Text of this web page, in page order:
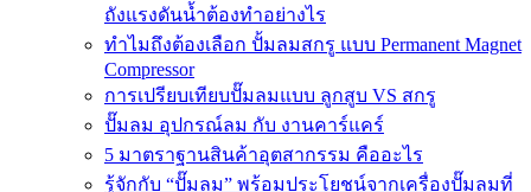
ถังแรงดันน้ำต้องทำอย่างไร
ทำไมถึงต้องเลือก ปั้มลมสกรู แบบ Permanent Magnet
Compressor
การเปรียบเทียบปั๊มลมแบบ ลูกสูบ VS สกรู
ปั๊มลม อุปกรณ์ลม กับ งานคาร์แคร์
5 มาตราฐานสินค้าอุตสากรรม คืออะไร
รู้จักกับ “ปั๊มลม” พร้อมประโยชน์จากเครื่องปั๊มลมที่